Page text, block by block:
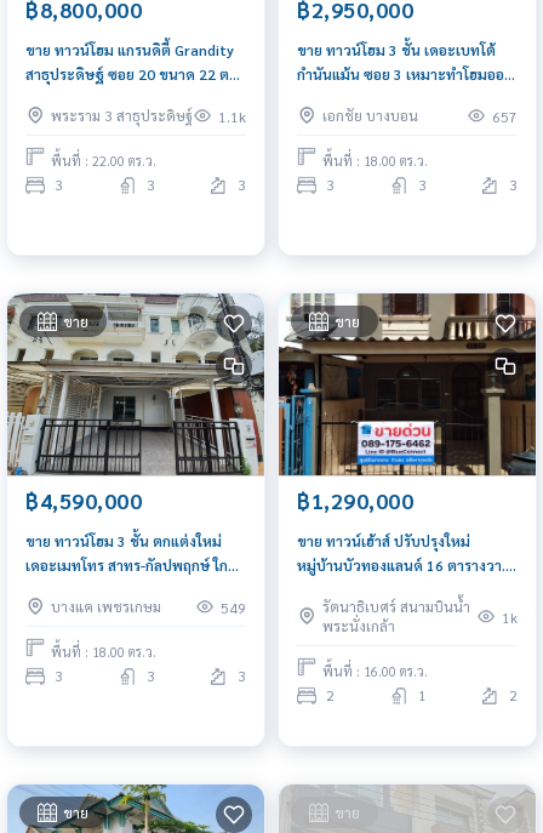
฿8,800,000
ขาย ทาวน์โฮม แกรนดิตี้ Grandity
สาธุประดิษฐ์ ซอย 20 ขนาด 22 ตรว
พระราม 3 สาธุประดิษฐ์
1.1k
พื้นที่ : 22.00 ตร.ว.
3 3 3
฿2,950,000
ขาย ทาวน์โฮม 3 ชั้น เดอะเบทโต้
กำนันแม้น ซอย 3 เหมาะทำโฮมออฟ
เอกชัย บางบอน
657
พื้นที่ : 18.00 ตร.ว.
3 3 3
ขาย
฿4,590,000
ขาย ทาวน์โฮม 3 ชั้น ตกแต่งใหม่
เดอะเมทโทร สาทร-กัลปพฤกษ์ ใกล้
บางแค เพชรเกษม
549
พื้นที่ : 18.00 ตร.ว.
3 3 3
ขาย
฿1,290,000
ขาย ทาวน์เฮ้าส์ ปรับปรุงใหม่
หมู่บ้านบัวทองแลนด์ 16 ตารางวา.
ทรัลเวสต์เกต
รัตนาธิเบศร์ สนามบินน้ำ
พระนั่งเกล้า
1k
พื้นที่ : 16.00 ตร.ว.
2 1 2
ขาย ขาย